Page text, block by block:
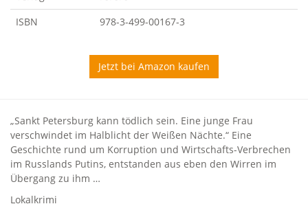
ISBN
978-3-499-00167-3
Jetzt bei Amazon kaufen
„Sankt Petersburg kann tödlich sein. Eine junge Frau
verschwindet im Halblicht der Weißen Nächte.“ Eine
Geschichte rund um Korruption und Wirtschafts-Verbrechen
im Russlands Putins, entstanden aus eben den Wirren im
Übergang zu ihm …
Lokalkrimi